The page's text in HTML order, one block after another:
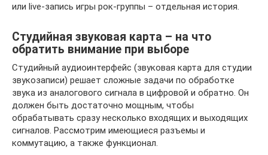
или live-запись игры рок-группы – отдельная история.
Студийная звуковая карта – на что
обратить внимание при выборе
Студийный аудиоинтерфейс (звуковая карта для студии
звукозаписи) решает сложные задачи по обработке
звука из аналогового сигнала в цифровой и обратно. Он
должен быть достаточно мощным, чтобы
обрабатывать сразу несколько входящих и выходящих
сигналов. Рассмотрим имеющиеся разъемы и
коммутацию, а также функционал.